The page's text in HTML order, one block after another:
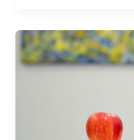
¿Qué
cubre
un